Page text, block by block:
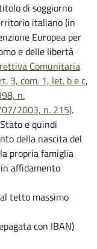
di soggiorno
italiano (in
Europea per
e delle libertà
Comunitaria
3, com. 1, let. b e c,
n.
2003, n. 215).
e quindi
della nascita del
propria famiglia
affidamento
tetto massimo
con IBAN)